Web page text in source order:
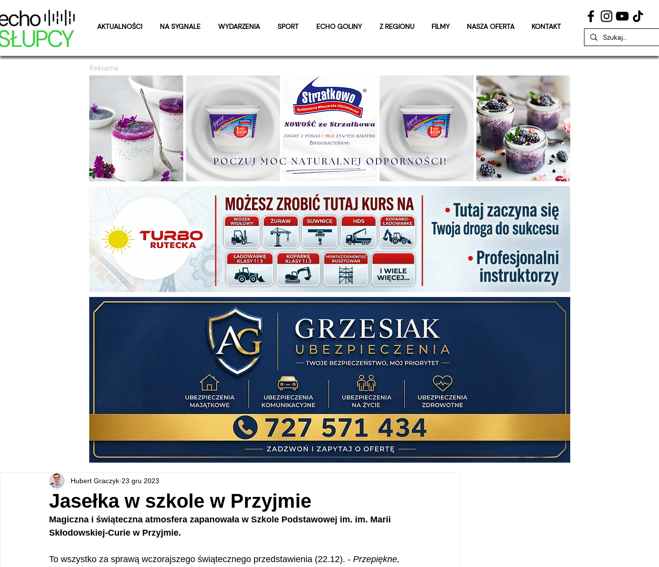
AKTUALNOŚCI NA SYGNALE WYDARZENIA SPORT ECHO GOLINY Z REGIONU FILMY NASZA OFERTA KONTAKT
Reklama
Jasełka w szkole w Przyjmie
Hubert Graczyk 23 gru 2023
Magiczna i świąteczna atmosfera zapanowała w Szkole Podstawowej im. im. Marii
Skłodowskiej-Curie w Przyjmie.
To wszystko za sprawą wczorajszego świątecznego przedstawienia (22.12). - Przepiękne,